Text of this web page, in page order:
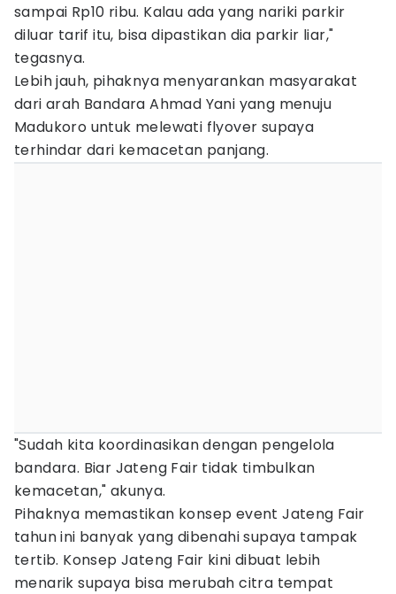
sampai Rp10 ribu. Kalau ada yang nariki parkir
diluar tarif itu, bisa dipastikan dia parkir liar,"
tegasnya.
Lebih jauh, pihaknya menyarankan masyarakat
dari arah Bandara Ahmad Yani yang menuju
Madukoro untuk melewati flyover supaya
terhindar dari kemacetan panjang.
"Sudah kita koordinasikan dengan pengelola
bandara. Biar Jateng Fair tidak timbulkan
kemacetan," akunya.
Pihaknya memastikan konsep event Jateng Fair
tahun ini banyak yang dibenahi supaya tampak
tertib. Konsep Jateng Fair kini dibuat lebih
menarik supaya bisa merubah citra tempat